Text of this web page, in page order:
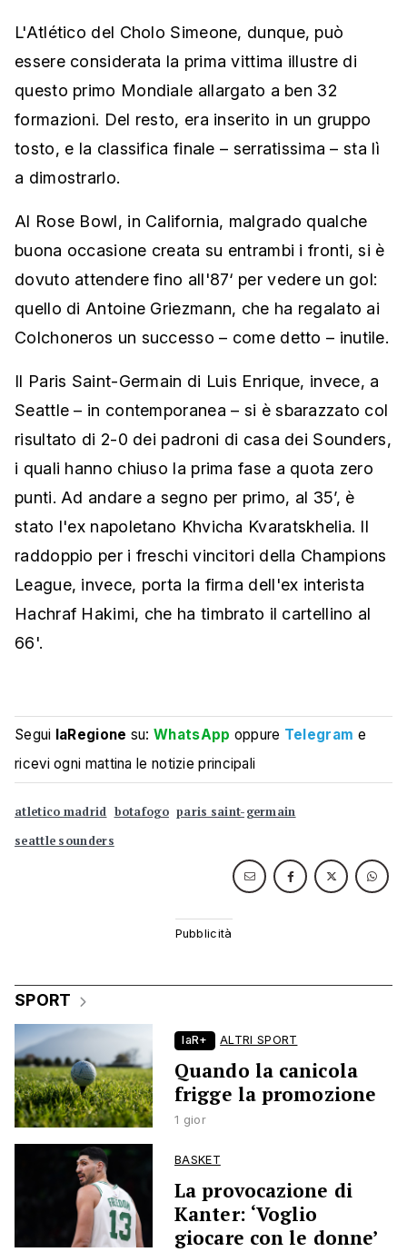
L'Atlético del Cholo Simeone, dunque, può
essere considerata la prima vittima illustre di
questo primo Mondiale allargato a ben 32
formazioni. Del resto, era inserito in un gruppo
tosto, e la classifica finale – serratissima – sta lì
a dimostrarlo.
Al Rose Bowl, in California, malgrado qualche
buona occasione creata su entrambi i fronti, si è
dovuto attendere fino all'87‘ per vedere un gol:
quello di Antoine Griezmann, che ha regalato ai
Colchoneros un successo – come detto – inutile.
Il Paris Saint-Germain di Luis Enrique, invece, a
Seattle – in contemporanea – si è sbarazzato col
risultato di 2-0 dei padroni di casa dei Sounders,
i quali hanno chiuso la prima fase a quota zero
punti. Ad andare a segno per primo, al 35’, è
stato l'ex napoletano Khvicha Kvaratskhelia. Il
raddoppio per i freschi vincitori della Champions
League, invece, porta la firma dell'ex interista
Hachraf Hakimi, che ha timbrato il cartellino al
66'.
Segui laRegione su:WhatsApp oppure Telegram e
ricevi ogni mattina le notizie principali
atletico madrid botafogo paris saint-germain
seattle sounders
SPORT
laR+ ALTRI SPORT
Quando la canicola
frigge la promozione
1 gior
BASKET
La provocazione di
Kanter: ‘Voglio
giocare con le donne’